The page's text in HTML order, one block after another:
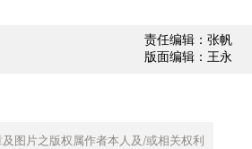
责任编辑：张帆
版面编辑：王永
图片之版权属作者本人及/或相关权利